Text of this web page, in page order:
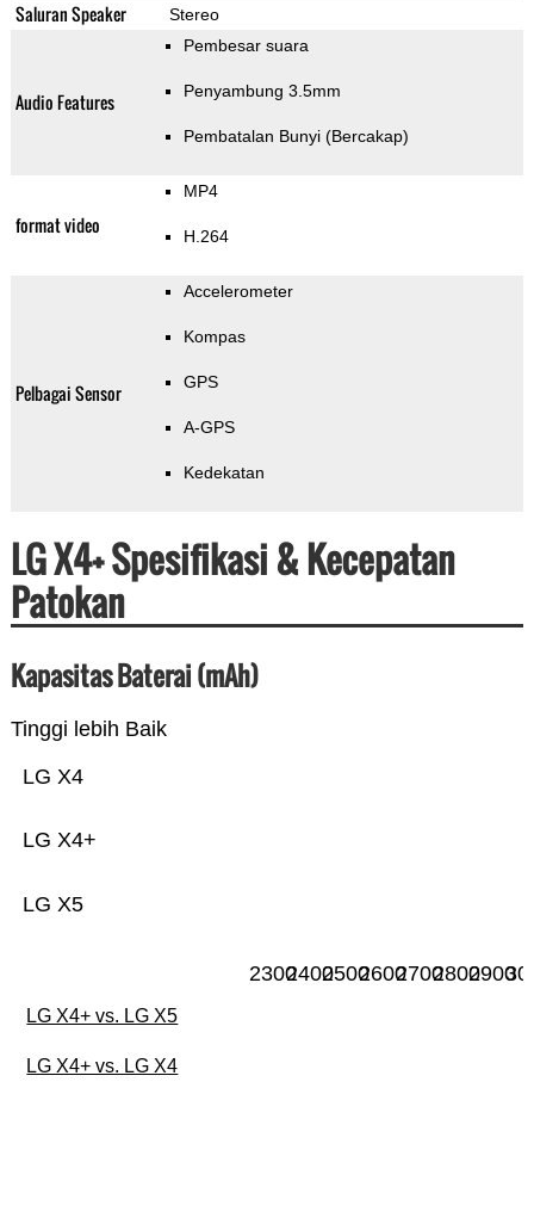
Saluran Speaker Stereo
Audio Features
Pembesar suara
Penyambung 3.5mm
Pembatalan Bunyi (Bercakap)
format video
MP4
H.264
Pelbagai Sensor
Accelerometer
Kompas
GPS
A-GPS
Kedekatan
LG X4+ Spesifikasi & Kecepatan
Patokan
Kapasitas Baterai (mAh)
Tinggi lebih Baik
LG X5
LG X4+
LG X4
2300240025002600270028002900
LG X4+ vs. LG X5
LG X4+ vs. LG X4